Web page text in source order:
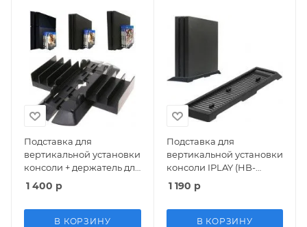
Подставка для
вертикальной установки
консоли + держатель для
дисков IPLAY (HB-P4011)
(PS4 FAT/SLIM/PRO)
1 400 р
В КОРЗИНУ
Подставка для
вертикальной установки
консоли IPLAY (HB-
P4008) (PS4 PRO)
1 190 р
В КОРЗИНУ